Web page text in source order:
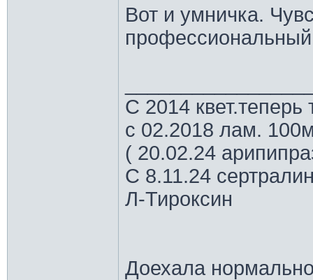
Вот и умничка.
С 2014 квет.теперь
с 02.2018 лам.
( 20.02.24
С 8.11.24
Л-Тироксин
Доехала